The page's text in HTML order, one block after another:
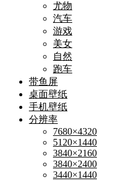
尤物
汽车
游戏
美女
自然
跑车
带鱼屏
桌面壁纸
手机壁纸
分辨率
7680×4320
5120×1440
3840×2160
3840×2400
3440×1440